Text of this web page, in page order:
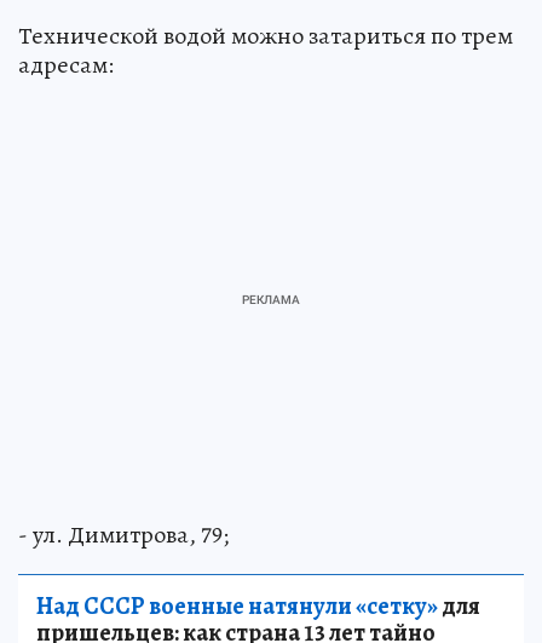
Технической водой можно затариться по трем
адресам:
- ул. Димитрова, 79;
Над СССР военные натянули «сетку»для
пришельцев: как страна 13 лет тайно